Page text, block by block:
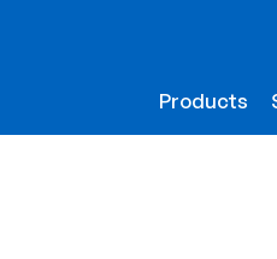
Products